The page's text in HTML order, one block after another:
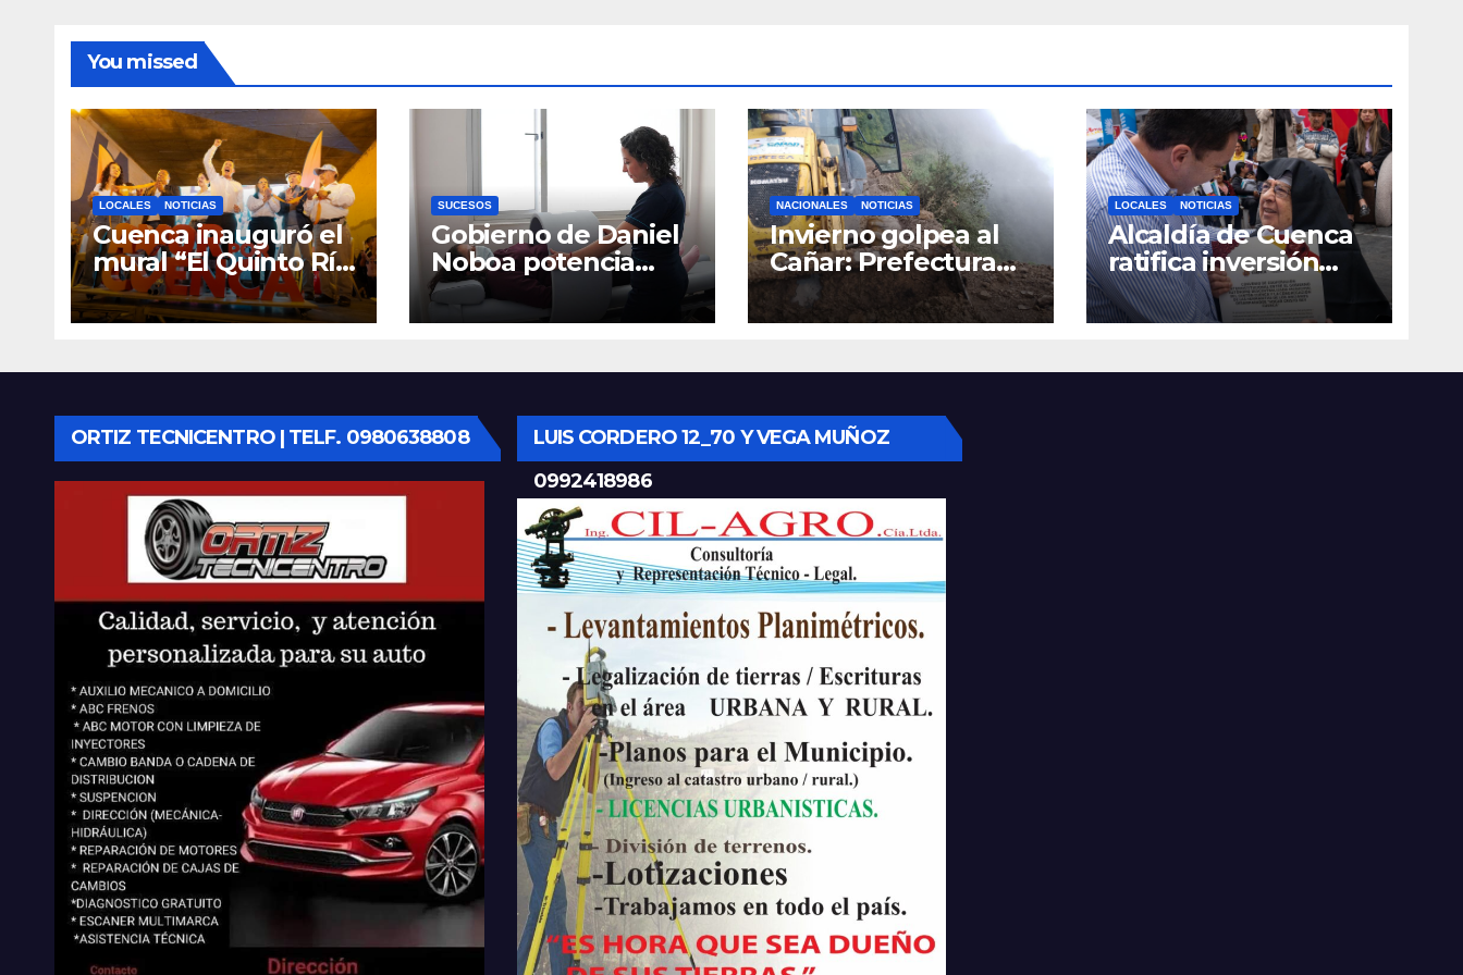
You missed
LOCALES NOTICIAS
Cuenca inauguró el
mural “El Quinto Río
Vive”, símbolo de la
defensa ciudadana
SUCESOS
Gobierno de Daniel
Noboa potencia
Centro Materno
Infantil y
Cuenca con nuevos
NACIONALES NOTICIAS
Invierno golpea al
Cañar: Prefectura
despliega
maquinaria en toda
mantener las vías
LOCALES NOTICIAS
Alcaldía de Cuenca
ratifica inversión
social con
fundaciones e
ORTIZ TECNICENTRO | TELF. 0980638808
LUIS CORDERO 12_70 Y VEGA MUÑOZ
0992418986